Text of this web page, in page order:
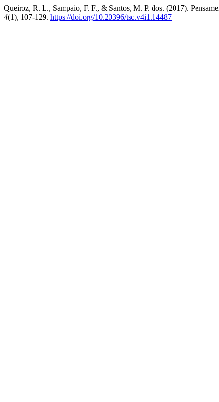
Queiroz, R. L., Sampaio, F. F., & Santos, M. P. dos. (2017).
4(1), 107-129. https://doi.org/10.20396/tsc.v4i1.14487